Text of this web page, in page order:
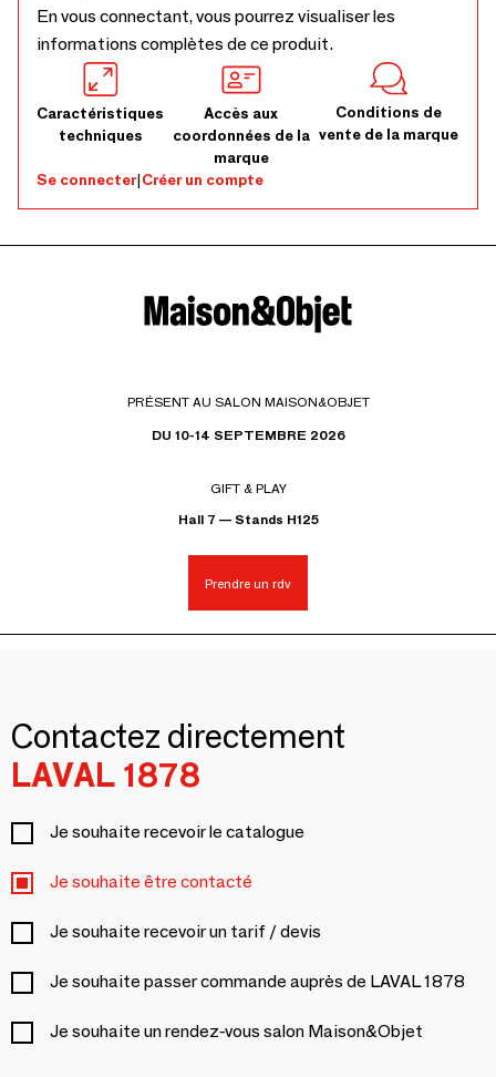
En vous connectant, vous pourrez visualiser les
informations complètes de ce produit.
Caractéristiques
techniques
Accès aux
coordonnées de la
marque
Conditions de
vente de la marque
Se connecter|Créer un compte
PRÉSENT AU SALON MAISON&OBJET
DU 10-14 SEPTEMBRE 2026
GIFT & PLAY
Hall 7 — Stands H125
Prendre un rdv
Contactez directement
LAVAL 1878
Je souhaite recevoir le catalogue
Je souhaite être contacté
Je souhaite recevoir un tarif / devis
Je souhaite passer commande auprès de LAVAL 1878
Je souhaite un rendez-vous salon Maison&Objet